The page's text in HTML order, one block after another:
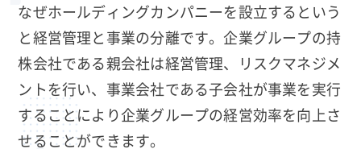
なぜホールディングカンパニーを設立するという
と経営管理と事業の分離です。企業グループの持
株会社である親会社は経営管理、リスクマネジメ
ントを行い、事業会社である子会社が事業を実行
することにより企業グループの経営効率を向上さ
せることができます。